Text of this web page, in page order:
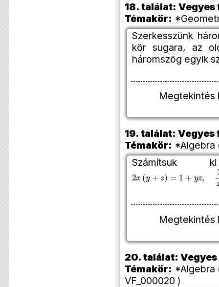
18. találat:
Témakör:
Szerkesszünk
kör sugara, az
háromszög egyik
19. találat:
Témakör: *Algebra
2 (y = y
20. találat:
Témakör: *Algebra
VF_000020 )